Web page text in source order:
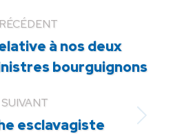
Article
précédent
à nos deux
bourguignons
SUIVANT
Article
esclavagiste